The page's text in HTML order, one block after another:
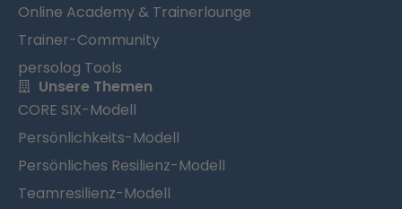
Online Academy & Trainerlounge
Trainer-Community
persolog Tools
Unsere Themen
CORE SIX-Modell
Persönlichkeits-Modell
Persönliches Resilienz-Modell
Teamresilienz-Modell